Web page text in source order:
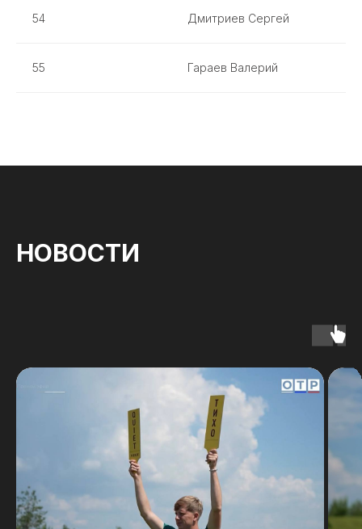
54 Дмитриев Сергей
55 Гараев Валерий
НОВОСТИ